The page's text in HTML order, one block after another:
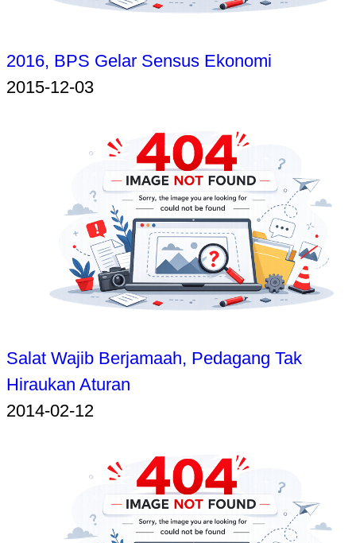
2016, BPS Gelar Sensus Ekonomi
2015-12-03
Salat Wajib Berjamaah, Pedagang Tak
Hiraukan Aturan
2014-02-12